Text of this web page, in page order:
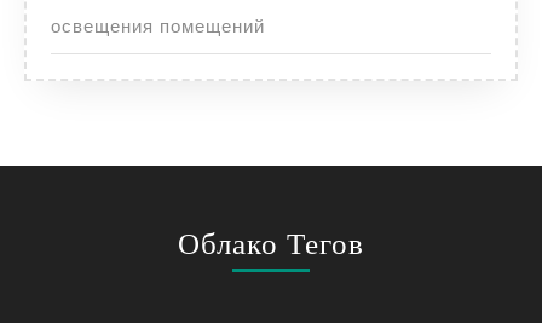
освещения помещений
Облако Тегов